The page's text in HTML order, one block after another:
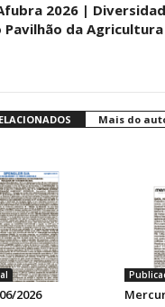
2026 |
Pavilhão da Agricultura
Mais do
2026